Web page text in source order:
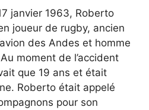
janvier 1963, Roberto
joueur de rugby, ancien
des Andes et homme
moment de l’accident
que 19 ans et était
Roberto était appelé
pour son